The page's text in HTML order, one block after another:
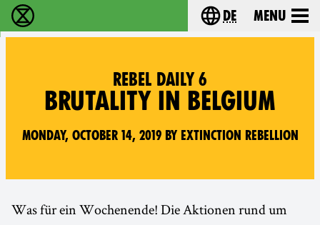
extinction rebellion - Home Choose your
de Menu
REBEL DAILY 6
BRUTALITY IN BELGIUM
Monday, October 14, 2019 by Extinction Rebellion
Was für ein Wochenende! Die Aktionen rund um